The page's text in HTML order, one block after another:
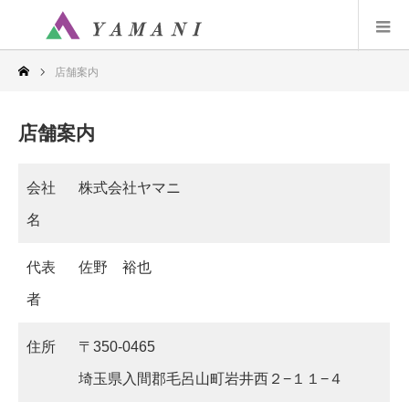
店舗案内
店舗案内
会社
名
株式会社ヤマニ
代表
者
佐野 裕也
住所 〒350-0465
埼玉県入間郡毛呂山町岩井西２−１１−４